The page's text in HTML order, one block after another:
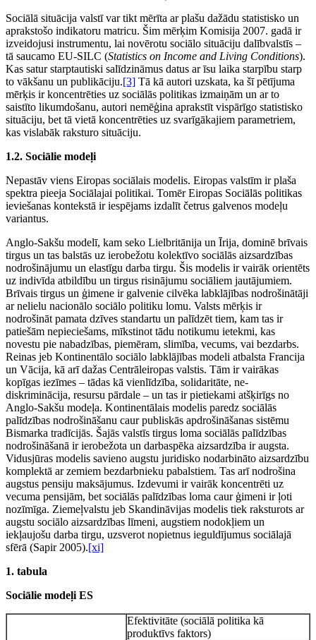
Sociālā situācija valstī var tikt mērīta ar plašu dažādu statistisko un
aprakstošo indikatoru matricu. Šim mērķim Komisija 2007. gadā ir
izveidojusi instrumentu, lai novērotu sociālo situāciju dalībvalstīs –
tā saucamo EU-SILC (Statistics on Income and Living Conditions).
Kas satur starptautiski salīdzināmus datus ar īsu laika starpību starp
to vākšanu un publikāciju.[3] Tā kā autori uzskata, ka šī pētījuma
mērķis ir koncentrēties uz sociālās politikas izmaiņām un ar to
saistīto likumdošanu, autori nemēģina aprakstīt vispārīgo statistisko
situāciju, bet tā vietā koncentrēties uz svarīgākajiem parametriem,
kas vislabāk raksturo situāciju.
1.2. Sociālie modeļi
Nepastāv viens Eiropas sociālais modelis. Eiropas valstīm ir plaša
spektra pieeja Sociālajai politikai. Tomēr Eiropas Sociālās politikas
ieviešanas kontekstā ir iespējams izdalīt četrus galvenos modeļu
variantus.
Anglo-Sakšu modelī, kam seko Lielbritānija un Īrija, dominē brīvais
tirgus un tas balstās uz ierobežotu kolektīvo sociālās aizsardzības
nodrošinājumu un elastīgu darba tirgu. Šis modelis ir vairāk orientēts
uz indivīda atbildību un tirgus risinājumu sociāliem jautājumiem.
Brīvais tirgus un ģimene ir galvenie cilvēka labklājības nodrošinātāji
ar nelielu nacionālo sociālo politiku lomu. Valsts mērķis ir
nodrošināt pamata dzīves standartu un palīdzēt tiem, kam tas ir
patiešām nepieciešams, mīkstinot tādu notikumu ietekmi, kas
novestu pie nabadzības, piemēram, slimība, vecums, vai bezdarbs.
Reinas jeb Kontinentālo sociālo labklājības modeli atbalsta Francija
un Vācija, kā arī dažas Centrāleiropas valstis. Tām ir vairākas
kopīgas iezīmes – tādas kā vienlīdzība, solidaritāte, ne-
diskriminācija, resursu pārdale – un tas ir pietiekami atšķirīgs no
Anglo-Sakšu modeļa. Kontinentālais modelis paredz sociālās
palīdzības nodrošināšanu caur publiskās apdrošināšanas sistēmu
Bismarka tradīcijās. Šajās valstīs tirgus loma sociālās palīdzības
nodrošināšanā ir ierobežota un darbaspēka aizsardzība ir augsta.
Vidusjūras modelis savieno augstu juridisko nodarbināto aizsardzību
komplektā ar zemiem bezdarbnieku pabalstiem. Tas arī nodrošina
augstus pensiju maksājumus. Izdevumi ir vairāk koncentrēti uz
vecuma pensijām, bet sociālās palīdzības loma caur ģimeni ir ļoti
nozīmīga. Ziemeļvalstu jeb Skandināvijas modelis tiek raksturots ar
augstu sociālo aizsardzības līmeni, augstiem nodokļiem un
iekļaujošu darba tirgu, uzsverot nopietnus ieguldījumus sociālajā
sfērā (Sapir 2005).[xi]
1. tabula
Sociālie modeļi ES
Efektivitāte (sociālā politika kā
produktīvs faktors)